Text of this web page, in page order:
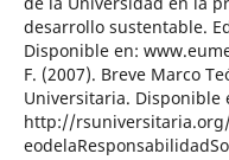
desarrollo sustentable.
Disponible en:
F. (2007). Breve Marco
Universitaria. Disponible
http://